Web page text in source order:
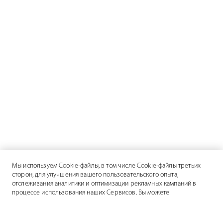
Мы используем Cookie-файлы, в том числе Cookie-файлы третьих
сторон, для улучшения вашего пользовательского опыта,
отслеживания аналитики и оптимизации рекламных кампаний в
процессе использования наших Сервисов. Вы можете